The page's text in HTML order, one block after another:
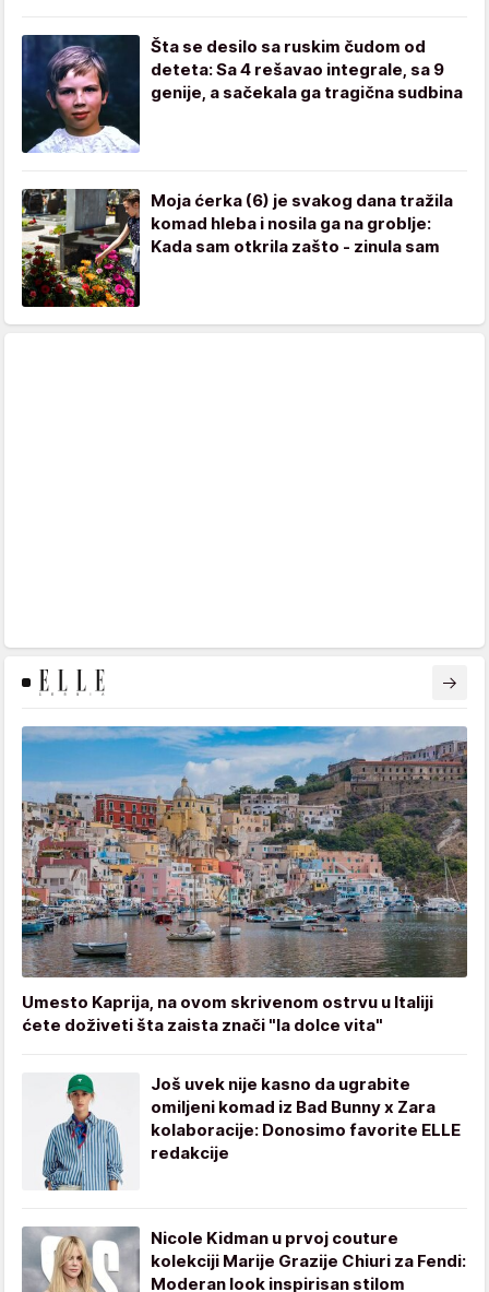
Šta se desilo sa ruskim čudom od
deteta: Sa 4 rešavao integrale, sa 9
genije, a sačekala ga tragična sudbina
Moja ćerka (6) je svakog dana tražila
komad hleba i nosila ga na groblje:
Kada sam otkrila zašto - zinula sam
Umesto Kaprija, na ovom skrivenom ostrvu u Italiji
ćete doživeti šta zaista znači "la dolce vita"
Još uvek nije kasno da ugrabite
omiljeni komad iz Bad Bunny x Zara
kolaboracije: Donosimo favorite ELLE
redakcije
Nicole Kidman u prvoj couture
kolekciji Marije Grazije Chiuri za Fendi:
Moderan look inspirisan stilom